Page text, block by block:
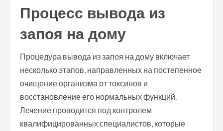
Процесс вывода из
запоя на дому
Процедура вывода из запоя на дому включает
несколько этапов, направленных на постепенное
очищение организма от токсинов и
восстановление его нормальных функций.
Лечение проводится под контролем
квалифицированных специалистов, которые